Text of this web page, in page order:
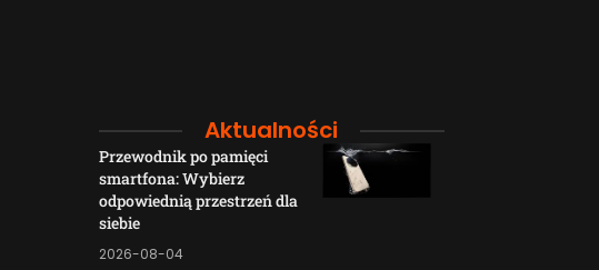
Aktualności
Przewodnik po pamięci
smartfona: Wybierz
odpowiednią przestrzeń dla
siebie
2026-08-04